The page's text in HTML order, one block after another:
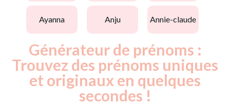
ayanna anju annie-claude
Générateur de prénoms :
Trouvez des prénoms uniques
et originaux en quelques
secondes !